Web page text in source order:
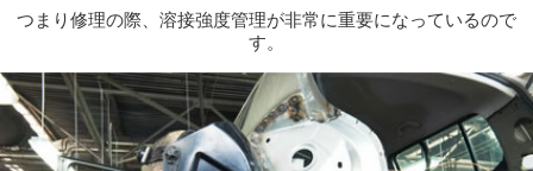
つまり修理の際、溶接強度管理が非常に重要になっているので
す。